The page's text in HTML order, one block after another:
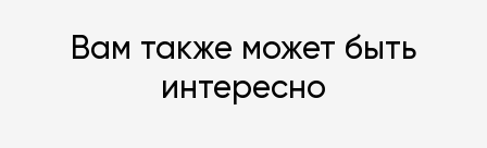
Вам также может быть
интересно